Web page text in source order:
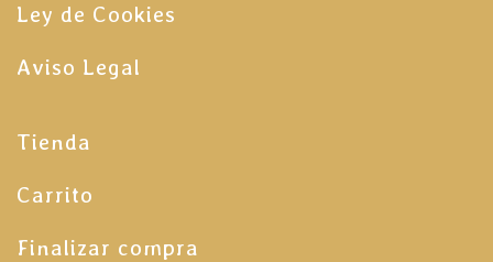
Ley de Cookies
Aviso Legal
Tienda
Carrito
Finalizar compra